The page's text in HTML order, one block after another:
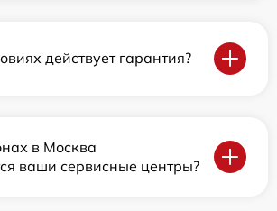
действует гарантия?
в Москва
ваши сервисные центры?